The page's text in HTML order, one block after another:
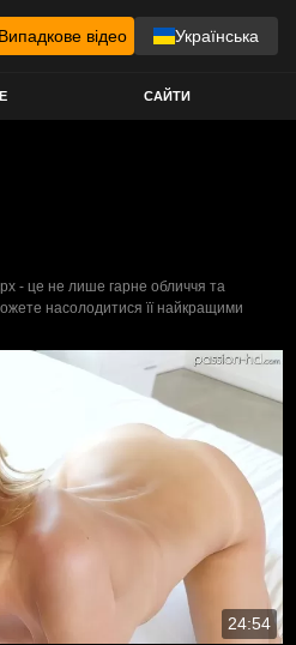
Випадкове відео Українська
САЙТИ
- це не лише гарне обличчя та
насолодитися її найкращими
24:54